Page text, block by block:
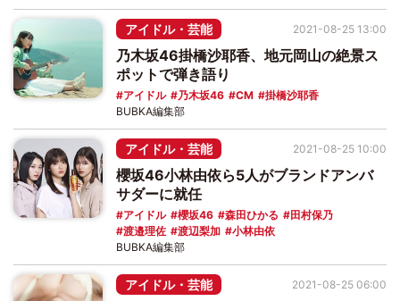
アイドル・芸能
乃木坂46掛橋沙耶香、地元岡山の絶景ス
ポットで弾き語り
アイドル 乃木坂46 CM 掛橋沙耶香
2021-08-25 13:00
BUBKA編集部
アイドル・芸能
櫻坂46小林由依ら5人がブランドアンバ
サダーに就任
アイドル 櫻坂46 森田ひかる
田村保乃
渡邉理佐
渡辺梨加 小林由依
2021-08-25 10:00
BUBKA編集部
アイドル・芸能 2021-08-25 06:00